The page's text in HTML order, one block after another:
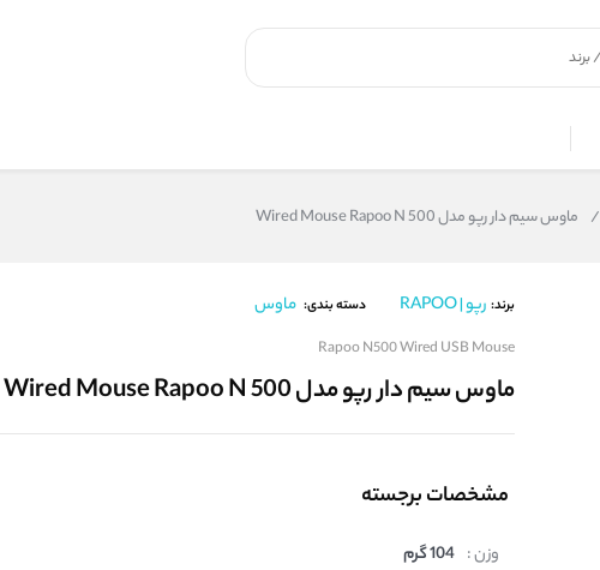
/ ماوس سیم دار رپو مدل Wired Mouse Rapoo N 500
برند: رپو | RAPOO دسته بندی: ماوس
Rapoo N500 Wired USB Mouse
ماوس سیم دار رپو مدل Wired Mouse Rapoo N 500
مشخصات برجسته
وزن : 104 گرم